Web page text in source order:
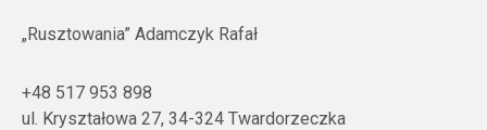
„Rusztowania” Adamczyk Rafał
+48 517 953 898
ul. Kryształowa 27, 34-324 Twardorzeczka